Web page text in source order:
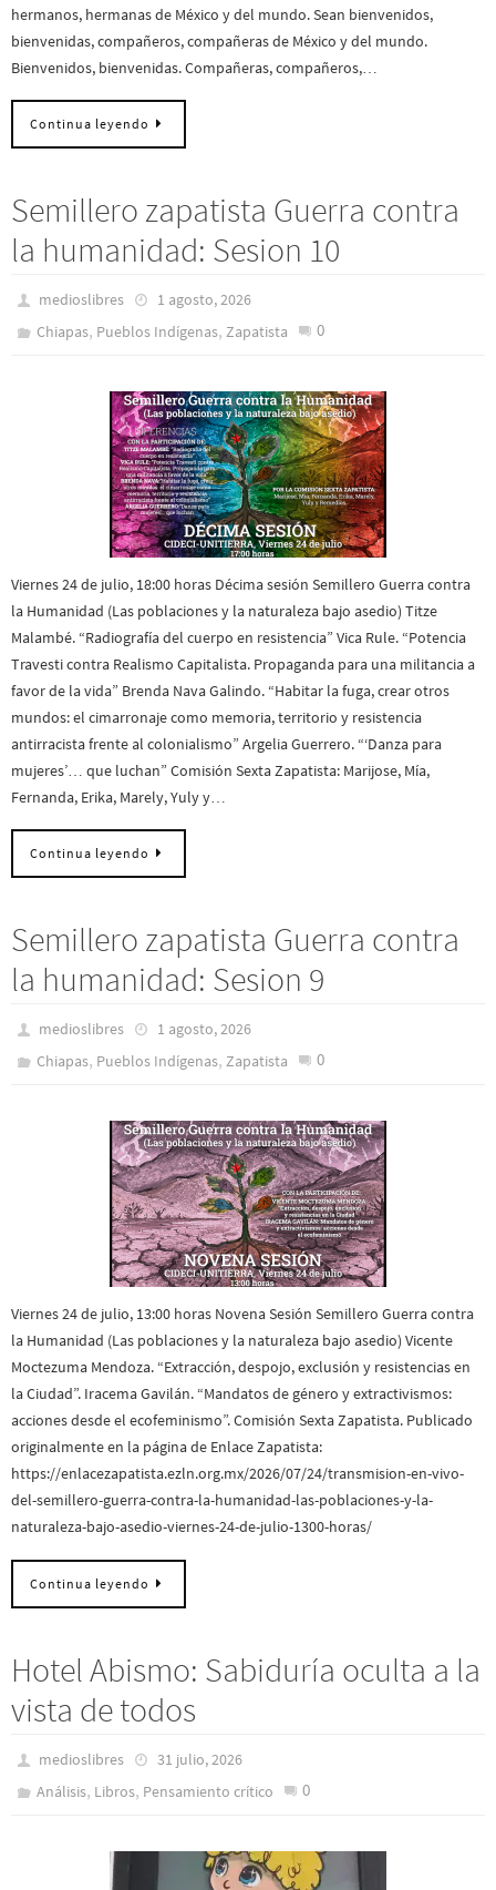
hermanos, hermanas de México y del mundo. Sean bienvenidos,
bienvenidas, compañeros, compañeras de México y del mundo.
Bienvenidos, bienvenidas. Compañeras, compañeros,…
Continua leyendo
Semillero zapatista Guerra contra
la humanidad: Sesion 10
medioslibres
1 agosto, 2026
Chiapas, Pueblos Indí­genas,Zapatista 0
Viernes 24 de julio, 18:00 horas Décima sesión Semillero Guerra contra
la Humanidad (Las poblaciones y la naturaleza bajo asedio) Titze
Malambé. “Radiografía del cuerpo en resistencia” Vica Rule. “Potencia
Travesti contra Realismo Capitalista. Propaganda para una militancia a
favor de la vida” Brenda Nava Galindo. “Habitar la fuga, crear otros
mundos: el cimarronaje como memoria, territorio y resistencia
antirracista frente al colonialismo” Argelia Guerrero. “‘Danza para
mujeres’… que luchan” Comisión Sexta Zapatista: Marijose, Mía,
Fernanda, Erika, Marely, Yuly y…
Continua leyendo
Semillero zapatista Guerra contra
la humanidad: Sesion 9
medioslibres
1 agosto, 2026
Chiapas, Pueblos Indí­genas,Zapatista 0
Viernes 24 de julio, 13:00 horas Novena Sesión Semillero Guerra contra
la Humanidad (Las poblaciones y la naturaleza bajo asedio) Vicente
Moctezuma Mendoza. “Extracción, despojo, exclusión y resistencias en
la Ciudad”. Iracema Gavilán. “Mandatos de género y extractivismos:
acciones desde el ecofeminismo”. Comisión Sexta Zapatista. Publicado
originalmente en la página de Enlace Zapatista:
https://enlacezapatista.ezln.org.mx/2026/07/24/transmision-en-vivo-
del-semillero-guerra-contra-la-humanidad-las-poblaciones-y-la-
naturaleza-bajo-asedio-viernes-24-de-julio-1300-horas/
Continua leyendo
Hotel Abismo: Sabiduría oculta a la
vista de todos
medioslibres
31 julio, 2026
Análisis, Libros, Pensamiento crítico 0